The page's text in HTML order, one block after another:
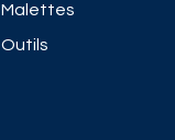
Malettes
Outils